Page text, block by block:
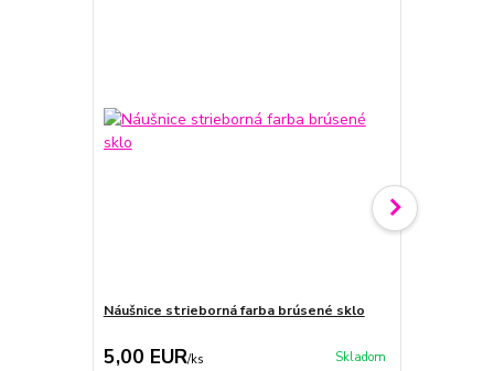
Náušnice strieborná farba brúsené sklo
5,00 EUR/ks Skladom